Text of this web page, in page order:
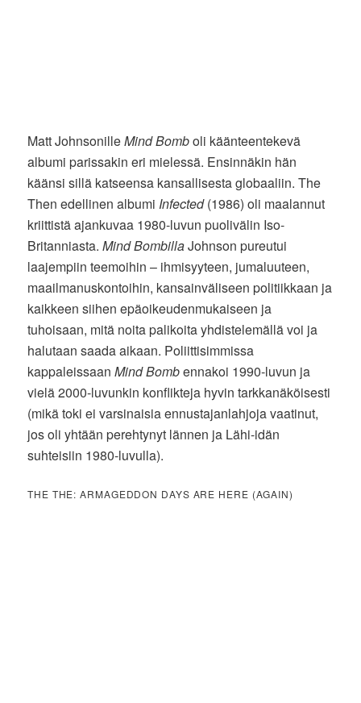
Matt JohnsonilleMind Bomboli käänteentekevä
albumi parissakin eri mielessä. Ensinnäkin hän
käänsi sillä katseensa kansallisesta globaaliin. The
Then edellinen albumi Infected(1986) oli maalannut
kriittistä ajankuvaa 1980-luvun puolivälin Iso-
Britanniasta.Mind BombillaJohnson pureutui
laajempiin teemoihin – ihmisyyteen, jumaluuteen,
maailmanuskontoihin, kansainväliseen politiikkaan ja
kaikkeen siihen epäoikeudenmukaiseen ja
tuhoisaan, mitä noita palikoita yhdistelemällä voi ja
halutaan saada aikaan. Poliittisimmissa
kappaleissaanMind Bombennakoi 1990-luvun ja
vielä 2000-luvunkin konflikteja hyvin tarkkanäköisesti
(mikä toki ei varsinaisia ennustajanlahjoja vaatinut,
jos oli yhtään perehtynyt lännen ja Lähi-idän
suhteisiin 1980-luvulla).
THE THE: ARMAGEDDON DAYS ARE HERE (AGAIN)